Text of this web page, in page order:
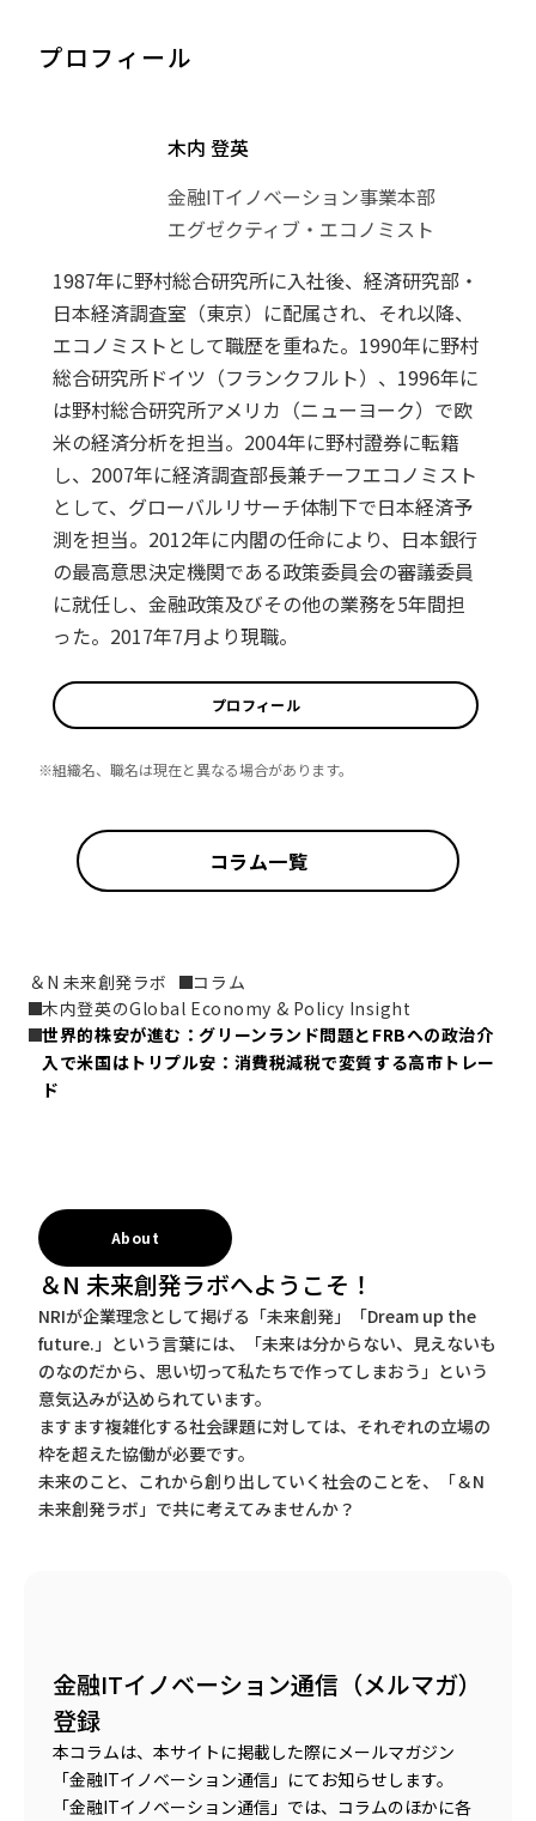
プロフィール
木内 登英
金融ITイノベーション事業本部
エグゼクティブ・エコノミスト
1987年に野村総合研究所に入社後、経済研究部・
日本経済調査室（東京）に配属され、それ以降、
エコノミストとして職歴を重ねた。1990年に野村
総合研究所ドイツ（フランクフルト）、1996年に
は野村総合研究所アメリカ（ニューヨーク）で欧
米の経済分析を担当。2004年に野村證券に転籍
し、2007年に経済調査部長兼チーフエコノミスト
として、グローバルリサーチ体制下で日本経済予
測を担当。2012年に内閣の任命により、日本銀行
の最高意思決定機関である政策委員会の審議委員
に就任し、金融政策及びその他の業務を5年間担
った。2017年7月より現職。
プロフィール
※組織名、職名は現在と異なる場合があります。
コラム一覧
＆N 未来創発ラボ
コラム
木内登英のGlobal Economy & Policy Insight
世界的株安が進む：グリーンランド問題とFRBへの政治介
入で米国はトリプル安：消費税減税で変質する高市トレー
ド
About
＆N 未来創発ラボへようこそ！
NRIが企業理念として掲げる「未来創発」「Dream up the
future.」という言葉には、「未来は分からない、見えないも
のなのだから、思い切って私たちで作ってしまおう」という
意気込みが込められています。
ますます複雑化する社会課題に対しては、それぞれの立場の
枠を超えた協働が必要です。
未来のこと、これから創り出していく社会のことを、「＆N
未来創発ラボ」で共に考えてみませんか？
金融ITイノベーション通信（メルマガ）
登録
本コラムは、本サイトに掲載した際にメールマガジン
「金融ITイノベーション通信」にてお知らせします。
「金融ITイノベーション通信」では、コラムのほかに各